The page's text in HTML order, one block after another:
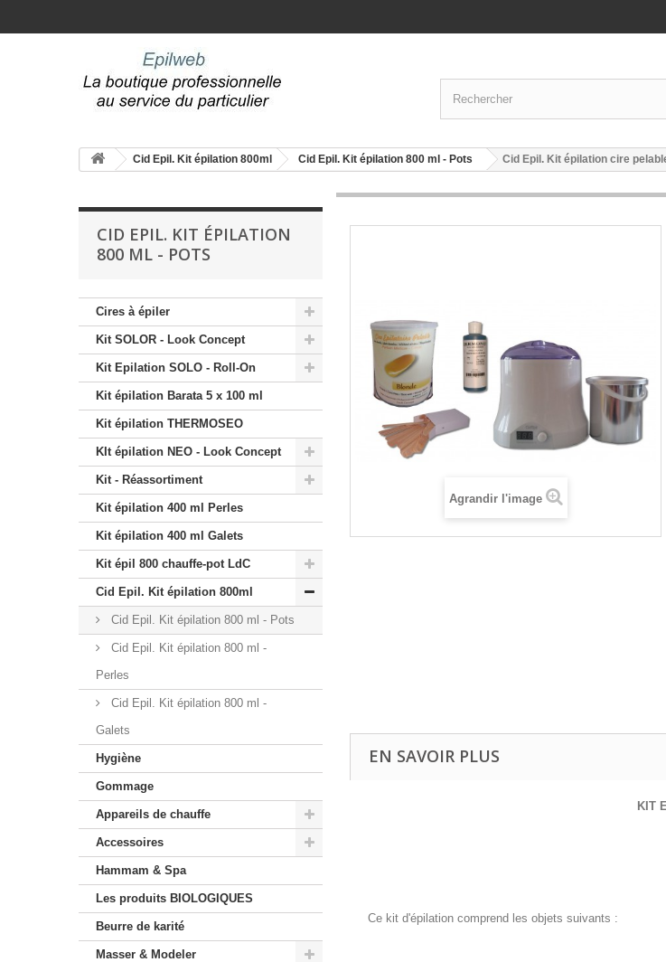
Cid Epil. Kit épilation 800ml Cid Epil. Kit épilation 800 ml - Pots Cid Epil. Kit épilation cire
CID EPIL. KIT ÉPILATION
800 ML - POTS
Cires à épiler
Kit SOLOR - Look Concept
Kit Epilation SOLO - Roll-On
Kit épilation Barata 5 x 100 ml
Kit épilation THERMOSEO
KIt épilation NEO - Look Concept
Kit - Réassortiment
Kit épilation 400 ml Perles
Kit épilation 400 ml Galets
Kit épil 800 chauffe-pot LdC
Cid Epil. Kit épilation 800ml
Cid Epil. Kit épilation 800 ml - Pots
Cid Epil. Kit épilation 800 ml -
Perles
Cid Epil. Kit épilation 800 ml -
Galets
Hygiène
Gommage
Appareils de chauffe
Accessoires
Hammam & Spa
Les produits BIOLOGIQUES
Beurre de karité
Masser & Modeler
Agrandir l'image
EN SAVOIR PLUS
KIT
Ce kit d'épilation comprend les objets suivants :